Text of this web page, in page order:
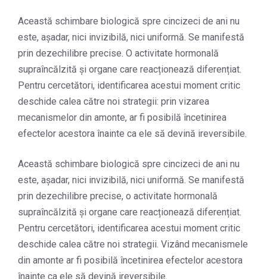
Această schimbare biologică spre cincizeci de ani nu
este, așadar, nici invizibilă, nici uniformă. Se manifestă
prin dezechilibre precise. O activitate hormonală
supraîncălzită și organe care reacționează diferențiat.
Pentru cercetători, identificarea acestui moment critic
deschide calea către noi strategii: prin vizarea
mecanismelor din amonte, ar fi posibilă încetinirea
efectelor acestora înainte ca ele să devină ireversibile.
Această schimbare biologică spre cincizeci de ani nu
este, așadar, nici invizibilă, nici uniformă. Se manifestă
prin dezechilibre precise, o activitate hormonală
supraîncălzită și organe care reacționează diferențiat.
Pentru cercetători, identificarea acestui moment critic
deschide calea către noi strategii. Vizând mecanismele
din amonte ar fi posibilă încetinirea efectelor acestora
înainte ca ele să devină ireversibile.